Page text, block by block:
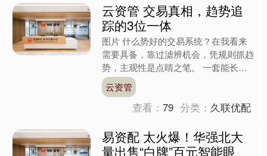
云资管 交易真相，趋势追
踪的3位一体
图片 什么势好的交易系统？在我看来
需要具备，靠过滤辨机会，凭规则抓趋
势，主观性是点睛之笔。 一套能长期
赚钱的交易系统，从不是 “什么机会都
要”，而是懂得用 “过....
云资管
查看：79 分类： 久联优配
易资配 太火爆！华强北大
量出售“白牌”百元智能眼